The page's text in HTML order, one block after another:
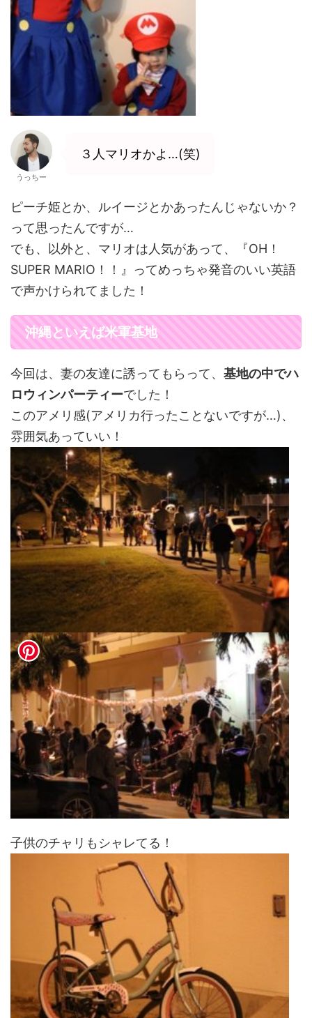
うっちー
３人マリオかよ…(笑)
ピーチ姫とか、ルイージとかあったんじゃないか？
って思ったんですが…
でも、以外と、マリオは人気があって、『OH！
SUPER MARIO！！』ってめっちゃ発音のいい英語
で声かけられてました！
沖縄といえば米軍基地
今回は、妻の友達に誘ってもらって、 基地の中でハ
ロウィンパーティーでした！
このアメリ感(アメリカ行ったことないですが…)、
雰囲気あっていい！
子供のチャリもシャレてる！